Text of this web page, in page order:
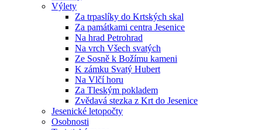
Výlety
Za trpaslíky do Krtských skal
Za památkami centra Jesenice
Na hrad Petrohrad
Na vrch Všech svatých
Ze Sosně k Božímu kameni
K zámku Svatý Hubert
Na Vlčí horu
Za Tleským pokladem
Zvědavá stezka z Krt do Jesenice
Jesenické letopočty
Osobnosti